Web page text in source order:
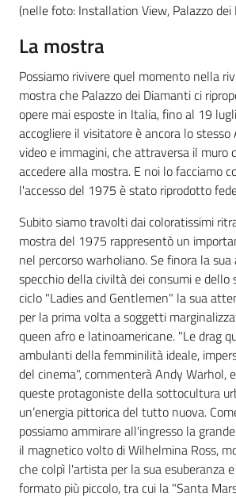
(nelle foto: Installation View, Palazzo dei
La mostra
Possiamo rivivere quel momento nella
mostra che Palazzo dei Diamanti ci
opere mai esposte in Italia, fino al 19
accogliere il visitatore è ancora lo stesso
video e immagini, che attraversa il muro
accedere alla mostra. E noi lo facciamo
l'accesso del 1975 è stato riprodotto
Subito siamo travolti dai coloratissimi
mostra del 1975 rappresentò un
nel percorso warholiano. Se finora la
specchio della civiltà dei consumi e dello
ciclo "Ladies and Gentlemen" la sua
per la prima volta a soggetti
queen afro e latinoamericane. "Le drag
ambulanti della femminilità ideale,
del cinema", commenterà Andy Warhol,
queste protagoniste della sottocultura
un’energia pittorica del tutto nuova.
possiamo ammirare all'ingresso la
il magnetico volto di Wilhelmina Ross,
che colpì l'artista per la sua esuberanza
formato più piccolo, tra cui la "Santa